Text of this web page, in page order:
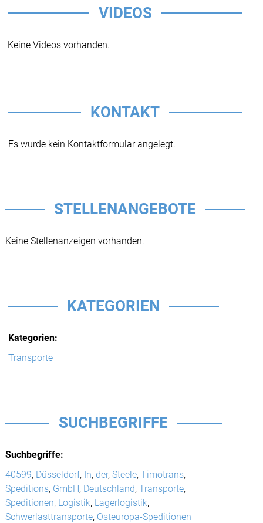
VIDEOS
Keine Videos vorhanden.
KONTAKT
Es wurde kein Kontaktformular angelegt.
STELLENANGEBOTE
Keine Stellenanzeigen vorhanden.
KATEGORIEN
Kategorien:
Transporte
SUCHBEGRIFFE
Suchbegriffe:
40599, Düsseldorf, In, der, Steele, Timotrans,
Speditions, GmbH, Deutschland, Transporte,
Speditionen, Logistik, Lagerlogistik,
Schwerlasttransporte, Osteuropa-Speditionen